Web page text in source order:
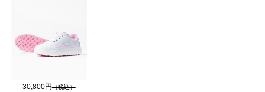
30,800円（税込）